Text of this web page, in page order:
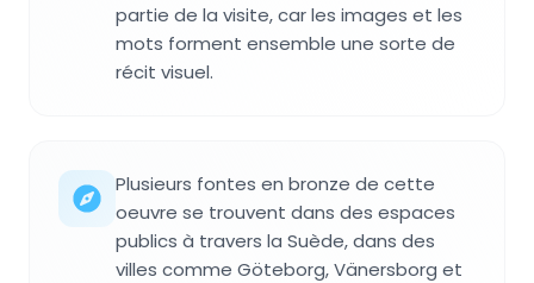
partie de la visite, car les images et les
mots forment ensemble une sorte de
récit visuel.
Plusieurs fontes en bronze de cette
oeuvre se trouvent dans des espaces
publics à travers la Suède, dans des
villes comme Göteborg, Vänersborg et